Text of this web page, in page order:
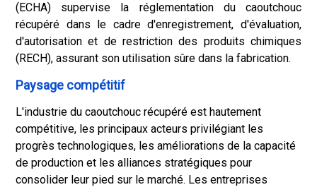
(ECHA) supervise la réglementation du caoutchouc
récupéré dans le cadre d'enregistrement, d'évaluation,
d'autorisation et de restriction des produits chimiques
(RECH), assurant son utilisation sûre dans la fabrication.
Paysage compétitif
L'industrie du caoutchouc récupéré est hautement
compétitive, les principaux acteurs privilégiant les
progrès technologiques, les améliorations de la capacité
de production et les alliances stratégiques pour
consolider leur pied sur le marché. Les entreprises